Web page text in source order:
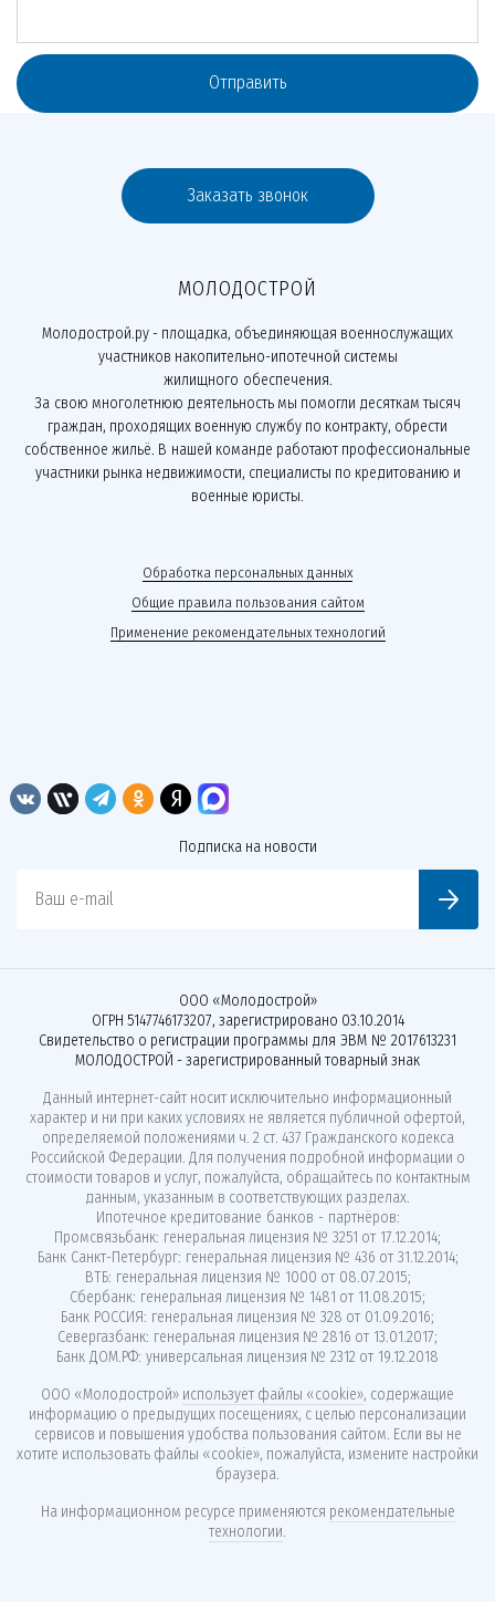
Отправить
Заказать звонок
МОЛОДОСТРОЙ
Молодострой.ру - площадка, объединяющая военнослужащих
участников накопительно-ипотечной системы
жилищного обеспечения.
За свою многолетнюю деятельность мы помогли десяткам тысяч
граждан, проходящих военную службу по контракту, обрести
собственное жильё. В нашей команде работают профессиональные
участники рынка недвижимости, специалисты по кредитованию и
военные юристы.
Обработка персональных данных
Общие правила пользования сайтом
Применение рекомендательных технологий
Подписка на новости
Ваш e-mail
ООО «Молодострой»
ОГРН 5147746173207, зарегистрировано 03.10.2014
Свидетельство о регистрации программы для ЭВМ № 2017613231
МОЛОДОСТРОЙ - зарегистрированный товарный знак
Данный интернет-сайт носит исключительно информационный
характер и ни при каких условиях не является публичной офертой,
определяемой положениями ч. 2 ст. 437 Гражданского кодекса
Российской Федерации. Для получения подробной информации о
стоимости товаров и услуг, пожалуйста, обращайтесь по контактным
данным, указанным в соответствующих разделах.
Ипотечное кредитование банков - партнёров:
Промсвязьбанк: генеральная лицензия № 3251 от 17.12.2014;
Банк Санкт-Петербург: генеральная лицензия № 436 от 31.12.2014;
ВТБ: генеральная лицензия № 1000 от 08.07.2015;
Сбербанк: генеральная лицензия № 1481 от 11.08.2015;
Банк РОССИЯ: генеральная лицензия № 328 от 01.09.2016;
Севергазбанк: генеральная лицензия № 2816 от 13.01.2017;
Банк ДОМ.РФ: универсальная лицензия № 2312 от 19.12.2018
ООО «Молодострой» использует файлы «cookie», содержащие
информацию о предыдущих посещениях, с целью персонализации
сервисов и повышения удобства пользования сайтом. Если вы не
хотите использовать файлы «cookie», пожалуйста, измените настройки
браузера.
На информационном ресурсе применяются рекомендательные
технологии.